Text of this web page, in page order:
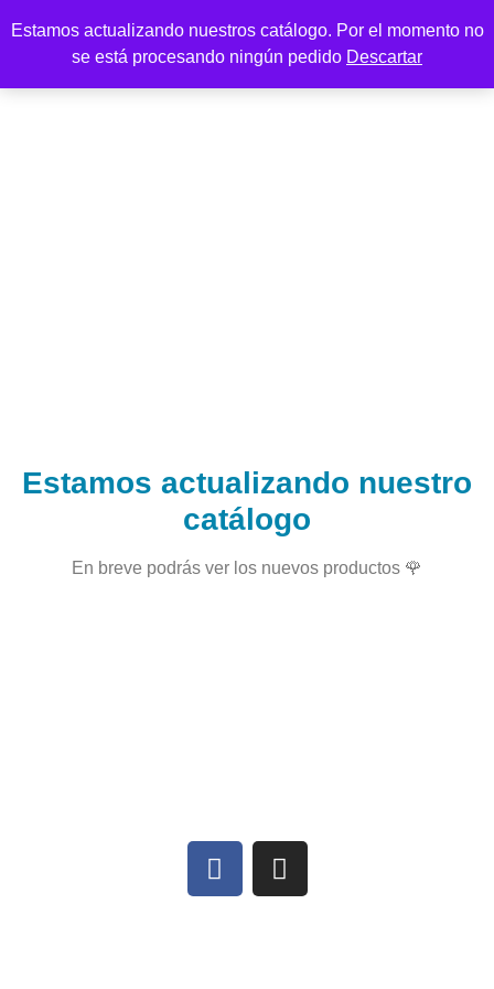
Estamos actualizando nuestros catálogo. Por el momento no
se está procesando ningún pedido Descartar
Estamos actualizando nuestro
catálogo
En breve podrás ver los nuevos productos 🌹